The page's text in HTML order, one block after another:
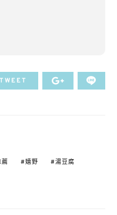
TWEET
薦 嬉野
湯豆腐